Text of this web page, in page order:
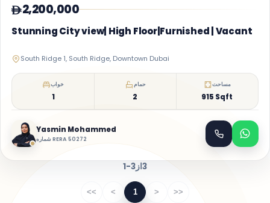
2,200,000
Stunning City view| High Floor|Furnished | Vacant
South Ridge 1, South Ridge, Downtown Dubai
خواب
1
حمام
2
مساحت
915 Sqft
Yasmin Mohammed
شماره RERA 50272
1-3 از3
<< < 1 > >>